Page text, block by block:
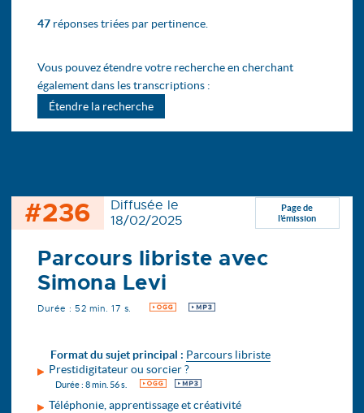
47 réponses triées par pertinence.
Vous pouvez étendre votre recherche en cherchant
également dans les transcriptions :
Étendre la recherche
#236
Diffusée le
18/02/2025
Page de
l’émission
Parcours libriste avec
Simona Levi
Durée : 52 min. 17 s. OGG MP3
Format du sujet principal : Parcours libriste
Prestidigitateur ou sorcier ?
Durée : 8 min. 56 s. OGG MP3
Téléphonie, apprentissage et créativité